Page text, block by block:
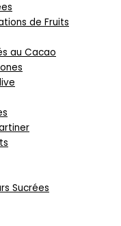
de Fruits
au Cacao
Sucrées